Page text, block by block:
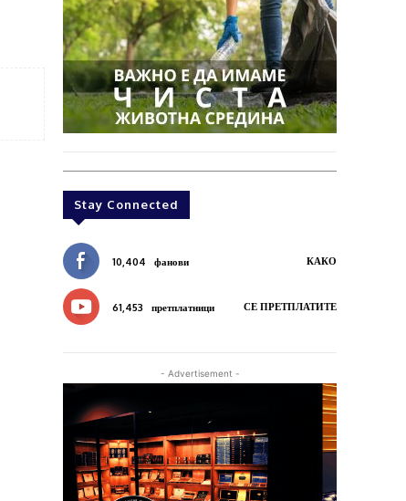
Stay Connected
10,404 фанови КАКО
61,453 претплатници СЕ ПРЕТПЛАТИТЕ
- Advertisement -